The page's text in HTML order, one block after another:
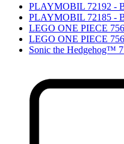
PLAYMOBIL 72192 -
PLAYMOBIL 72185 -
LEGO ONE PIECE
LEGO ONE PIECE
Sonic the Hedgehog™